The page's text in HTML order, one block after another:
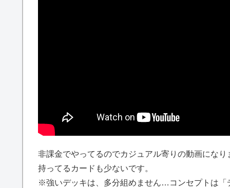
非課金でやってるのでカジュアル寄りの動画になり
持ってるカードも少ないです。
※強いデッキは、多分組めません…コンセプトは「